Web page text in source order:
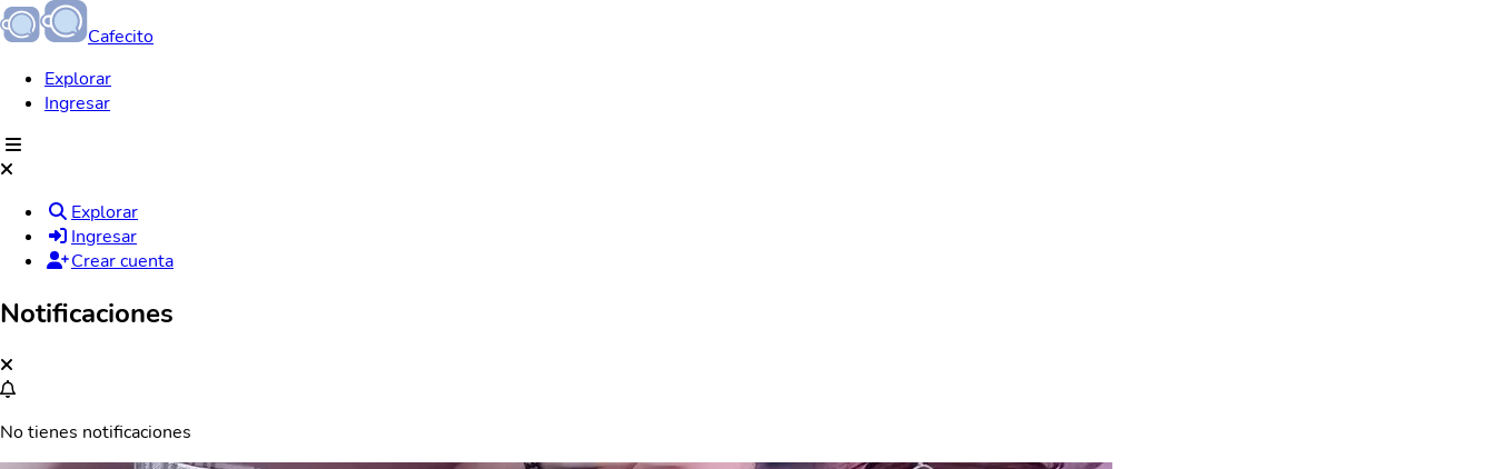
Cafecito
Explorar
Ingresar
Explorar
Ingresar
Crear cuenta
Notificaciones
No tienes notificaciones